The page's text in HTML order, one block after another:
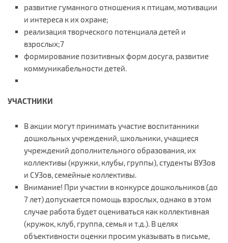
развитие гуманного отношения к птицам, мотивации
и интереса к их охране;
реализация творческого потенциала детей и
взрослых;7
формирование позитивных форм досуга, развитие
коммуникабельности детей.
УЧАСТНИКИ
В акции могут принимать участие воспитанники
дошкольных учреждений, школьники, учащиеся
учреждений дополнительного образования, их
коллективы (кружки, клубы, группы), студенты ВУЗов
и СУЗов, семейные коллективы.
Внимание! При участии в конкурсе дошкольников (до
7 лет) допускается помощь взрослых, однако в этом
случае работа будет оцениваться как коллективная
(кружок, клуб, группа, семья и т.д.). В целях
объективности оценки просим указывать в письме,